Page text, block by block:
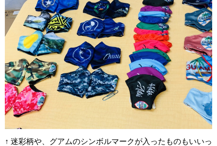
↑ 迷彩柄や、グアムのシンボルマークが入ったものもいいっ